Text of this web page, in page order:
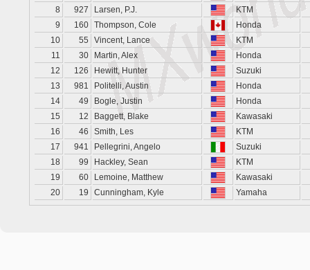
8
927 Larsen, P.J.
KTM
9
160 Thompson, Cole
Honda
10
55 Vincent, Lance
KTM
11
30 Martin, Alex
Honda
12
126 Hewitt, Hunter
Suzuki
13
981 Politelli, Austin
Honda
14
49 Bogle, Justin
Honda
15
12 Baggett, Blake
Kawasaki
16
46 Smith, Les
KTM
17
941 Pellegrini, Angelo
Suzuki
18
99 Hackley, Sean
KTM
19
60 Lemoine, Matthew
Kawasaki
20
19 Cunningham, Kyle Yamaha